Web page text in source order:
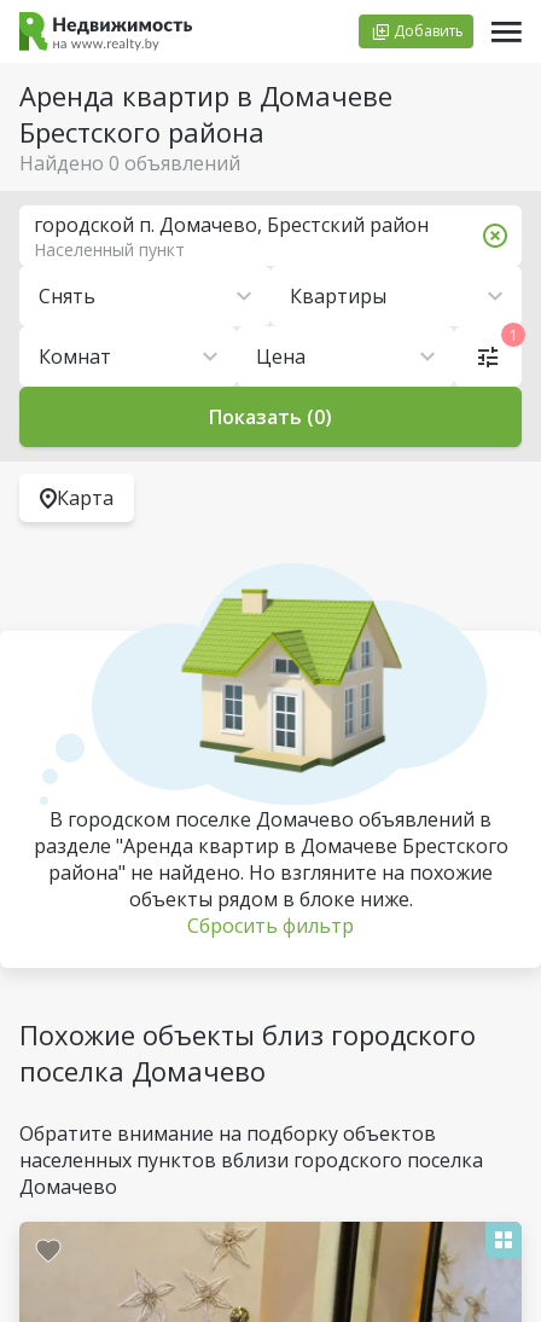
Добавить
Аренда квартир в Домачеве
Брестского района
Найдено 0 объявлений
Снять Квартиры
Комнат Цена
городской п. Домачево, Брестский район
Населенный пункт
1
Показать (0)
Карта
В городском поселке Домачево объявлений в
разделе "Аренда квартир в Домачеве Брестского
района" не найдено. Но взгляните на похожие
объекты рядом в блоке ниже.
Сбросить фильтр
Похожие объекты близ городского
поселка Домачево
Обратите внимание на подборку объектов
населенных пунктов вблизи городского поселка
Домачево